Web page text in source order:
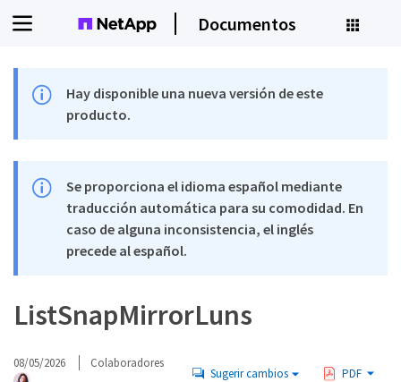
Documentos
Hay disponible una nueva versión de este
producto.
Se proporciona el idioma español mediante
traducción automática para su comodidad. En
caso de alguna inconsistencia, el inglés
precede al español.
ListSnapMirrorLuns
08/05/2026 Colaboradores
Sugerir cambios PDF